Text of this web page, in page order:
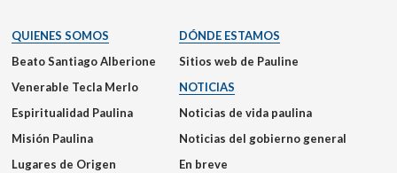
QUIENES SOMOS
Beato Santiago Alberione
Venerable Tecla Merlo
Espiritualidad Paulina
Misión Paulina
Lugares de Origen
DÓNDE ESTAMOS
Sitios web de Pauline
NOTICIAS
Noticias de vida paulina
Noticias del gobierno general
En breve